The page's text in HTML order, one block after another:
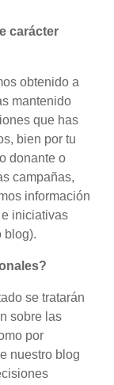
carácter
obtenido a
mantenido
que has
bien por tu
donante o
campañas,
información
iniciativas
blog).
se tratarán
sobre las
por
nuestro blog